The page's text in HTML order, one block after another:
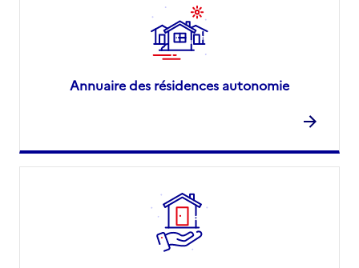
Annuaire des résidences autonomie